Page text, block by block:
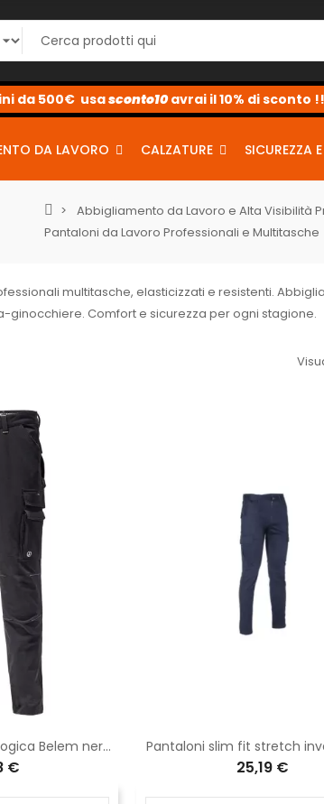
sconto2
sconto5
da 500€ usasconto10avrai il 10% di sconto
DA LAVORO CALZATURE SICUREZZA
Abbigliamento da Lavoro e Alta Visibilità
Pantaloni da Lavoro Professionali e Multitasche
multitasche, elasticizzati e resistenti.
ginocchiere. Comfort e sicurezza per ogni stagione.
Pantalone invernale Logica Belem nero in graphene
€
Pantaloni slim fit stretch
25,19 €